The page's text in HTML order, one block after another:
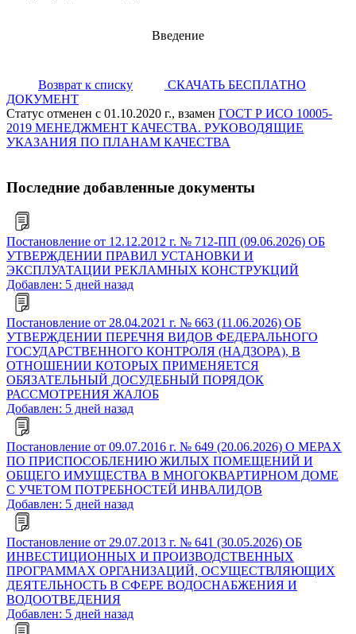
Введение
Возврат к списку
СКАЧАТЬ БЕСПЛАТНО
ДОКУМЕНТ
Статус отменен с 01.10.2020 г., взамен ГОСТ Р ИСО 10005-
2019 МЕНЕДЖМЕНТ КАЧЕСТВА. РУКОВОДЯЩИЕ
УКАЗАНИЯ ПО ПЛАНАМ КАЧЕСТВА
Последние добавленные документы
Постановление от 12.12.2012 г. № 712-ПП (09.06.2026) ОБ
УТВЕРЖДЕНИИ ПРАВИЛ УСТАНОВКИ И
ЭКСПЛУАТАЦИИ РЕКЛАМНЫХ КОНСТРУКЦИЙ
Добавлен: 5 дней назад
Постановление от 28.04.2021 г. № 663 (11.06.2026) ОБ
УТВЕРЖДЕНИИ ПЕРЕЧНЯ ВИДОВ ФЕДЕРАЛЬНОГО
ГОСУДАРСТВЕННОГО КОНТРОЛЯ (НАДЗОРА), В
ОТНОШЕНИИ КОТОРЫХ ПРИМЕНЯЕТСЯ
ОБЯЗАТЕЛЬНЫЙ ДОСУДЕБНЫЙ ПОРЯДОК
РАССМОТРЕНИЯ ЖАЛОБ
Добавлен: 5 дней назад
Постановление от 09.07.2016 г. № 649 (20.06.2026) О МЕРАХ
ПО ПРИСПОСОБЛЕНИЮ ЖИЛЫХ ПОМЕЩЕНИЙ И
ОБЩЕГО ИМУЩЕСТВА В МНОГОКВАРТИРНОМ ДОМЕ
С УЧЕТОМ ПОТРЕБНОСТЕЙ ИНВАЛИДОВ
Добавлен: 5 дней назад
Постановление от 29.07.2013 г. № 641 (30.05.2026) ОБ
ИНВЕСТИЦИОННЫХ И ПРОИЗВОДСТВЕННЫХ
ПРОГРАММАХ ОРГАНИЗАЦИЙ, ОСУЩЕСТВЛЯЮЩИХ
ДЕЯТЕЛЬНОСТЬ В СФЕРЕ ВОДОСНАБЖЕНИЯ И
ВОДООТВЕДЕНИЯ
Добавлен: 5 дней назад